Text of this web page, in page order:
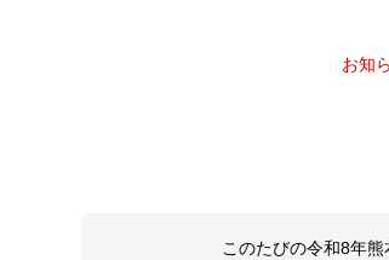
お知
このたびの令和8年